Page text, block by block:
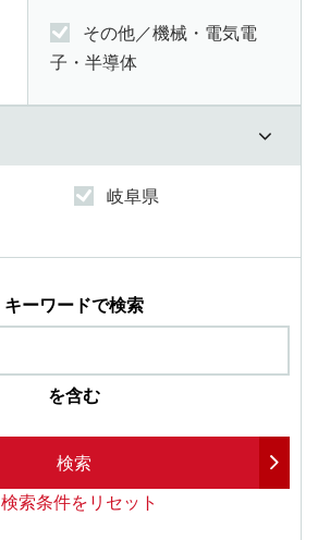
その他／機械・電気電
子・半導体
岐阜県
キーワードで検索
を含む
検索
検索条件をリセット